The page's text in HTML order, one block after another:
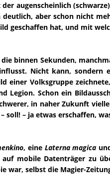
augenscheinlich
aber schon nicht
geschaffen hat, und mit
binnen Sekunden,
Nicht kann,
Volksgruppe
Schon ein
in naher Zukunft
– ja etwas erschaffen,
, eine Laterna magica
mobile Datenträger zu
war, selbst die Magier-